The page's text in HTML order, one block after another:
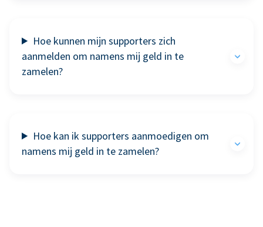
Hoe kunnen mijn supporters zich
aanmelden om namens mij geld in te
zamelen?
Hoe kan ik supporters aanmoedigen om
namens mij geld in te zamelen?